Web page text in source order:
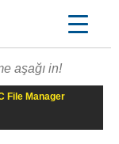
aşağı in!
File Manager